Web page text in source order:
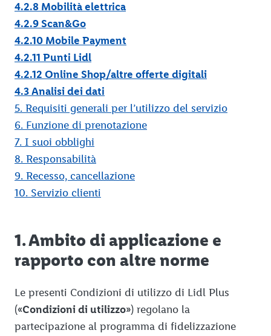
4.2.8 Mobilità elettrica
4.2.9 Scan&Go
4.2.10 Mobile Payment
4.2.11 Punti Lidl
4.2.12 Online Shop/altre offerte digitali
4.3 Analisi dei dati
5. Requisiti generali per l’utilizzo del servizio
6. Funzione di prenotazione
7. I suoi obblighi
8. Responsabilità
9. Recesso, cancellazione
10. Servizio clienti
1. Ambito di applicazione e
rapporto con altre norme
Le presenti Condizioni di utilizzo di Lidl Plus
(«Condizioni di utilizzo») regolano la
partecipazione al programma di fidelizzazione